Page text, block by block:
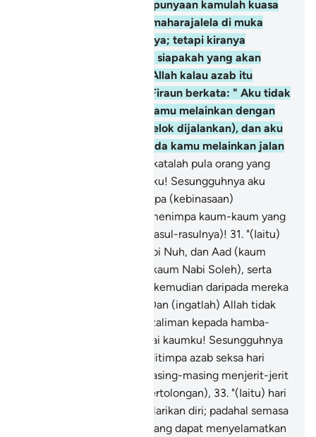
kaumku! Pada hari ini kepunyaan kamulah kuasa
memerintah dengan bermaharajalela di muka
bumi (Mesir dan sekitarnya; tetapi kiranya
keadaan bertukar) maka siapakah yang akan
membela kita dari azab Allah kalau azab itu
datang menimpa kita?" Firaun berkata: " Aku tidak
mengesyorkan kepada kamu melainkan dengan
apa yang aku pandang (elok dijalankan), dan aku
tidak menunjukkan kepada kamu melainkan jalan
Dan berkatalah pula orang yang
beriman itu: "Wahai kaumku! Sesungguhnya aku
bimbang kamu akan ditimpa (kebinasaan)
sebagaimana yang telah menimpa kaum-kaum yang
bergabung (menentang Rasul-rasulnya)! 31. "(Iaitu)
seperti keadaan kaum Nabi Nuh, dan Aad (kaum
Nabi Hud), dan Thamud (kaum Nabi Soleh), serta
orang-orang yang datang kemudian daripada mereka
(seperti kaum Nabi Lut). Dan (ingatlah) Allah tidak
menghendaki berbuat kezaliman kepada hamba-
"Dan, wahai kaumku! Sesungguhnya
aku bimbang kamu akan ditimpa azab seksa hari
(kiamat) yang padanya masing-masing menjerit-jerit
memanggil (memohon pertolongan), 33. "(Iaitu) hari
kamu berpaling undur melarikan diri; padahal semasa
itu tidak ada sesiapapun yang dapat menyelamatkan